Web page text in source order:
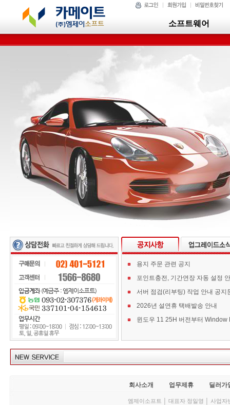
소프트웨어
용지 주문 관련 공지
포인트충전, 기간연장 자동 설정
서버 점검(리부팅) 작업 안내 공지
2026년 설연휴 택배발송 안내
회사소개 업무제휴 딜러가
엠제이소프트 │ 대표자 정일영 │ 사업